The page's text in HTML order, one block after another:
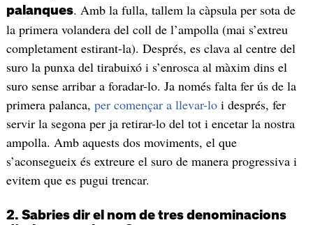
palanques. Amb la fulla, tallem la càpsula per sota de
la primera volandera del coll de l’ampolla (mai s’extreu
completament estirant-la). Després, es clava al centre del
suro la punxa del tirabuixó i s’enrosca al màxim dins el
suro sense arribar a foradar-lo. Ja només falta fer ús de la
primera palanca, per començar a llevar-loi després, fer
servir la segona per ja retirar-lo del tot i encetar la nostra
ampolla. Amb aquests dos moviments, el que
s’aconsegueix és extreure el suro de manera progressiva i
evitem que es pugui trencar.
2. Sabries dir el nom de tres denominacions